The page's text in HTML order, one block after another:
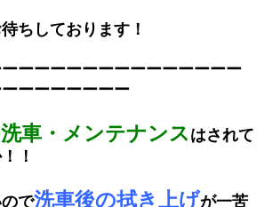
ちしております！
ーーーーーーーーーーーーーー
ーーーーーーー
車・メンテナンス はされて
！
で洗車後の拭き上げが一苦